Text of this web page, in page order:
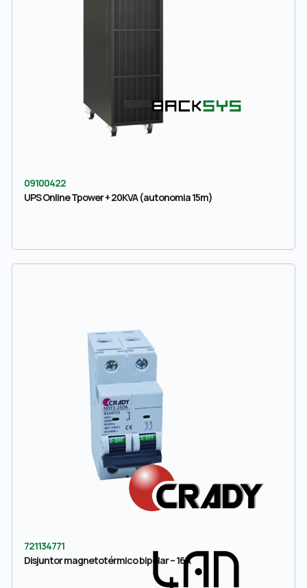
09100422
UPS Online Tpower + 20KVA (autonomia 15m)
721134771
Disjuntor magnetotérmico bipolar – 16A